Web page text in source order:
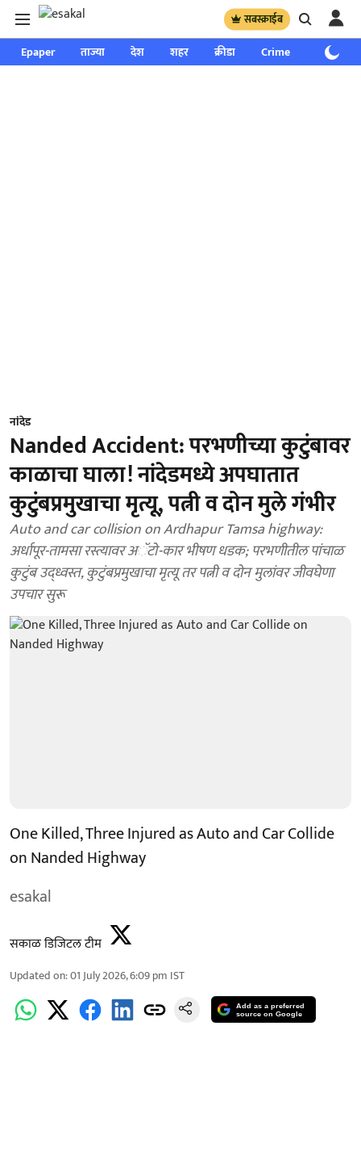
सबस्क्राईब
Epaper ताज्या देश शहर क्रीडा Crime साप्ताहिक
नांदेड
Nanded Accident: परभणीच्या कुटुंबावर
काळाचा घाला! नांदेडमध्ये अपघातात
कुटुंबप्रमुखाचा मृत्यू, पत्नी व दोन मुले गंभीर
Auto and car collision on Ardhapur Tamsa highway:
अर्धापूर-तामसा रस्त्यावर अॅटो-कार भीषण धडक; परभणीतील पांचाळ
कुटुंब उद्ध्वस्त, कुटुंबप्रमुखाचा मृत्यू तर पत्नी व दोन मुलांवर जीवघेणा
उपचार सुरू
One Killed, Three Injured as Auto and Car Collide
on Nanded Highway
esakal
सकाळ डिजिटल टीम
Updated on:01 July 2026, 6:09 pm IST
Add as a preferred
source on Google